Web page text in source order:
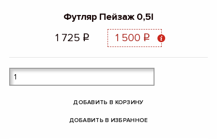
Футляр Пейзаж 0,5l
1 725 q 1 500 q
ДОБАВИТЬ В КОРЗИНУ
ДОБАВИТЬ В ИЗБРАННОЕ